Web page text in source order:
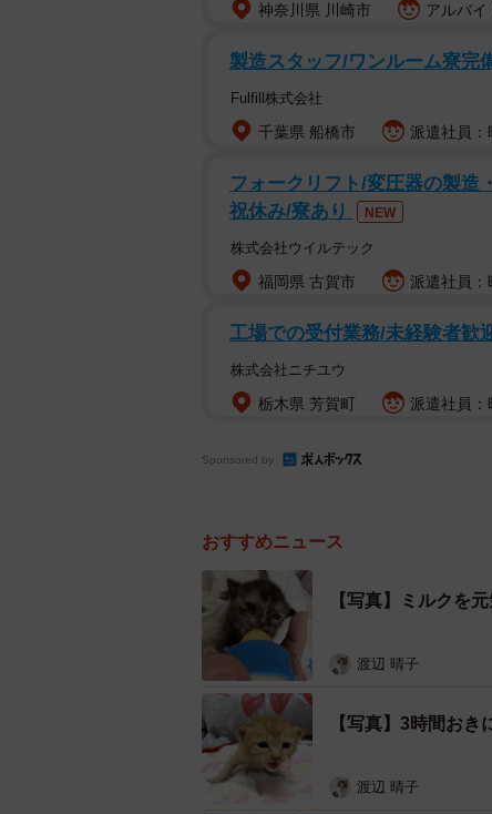
6匹保護されたが、そのうち1匹は死
神奈川県 川崎市 アルバ
製造スタッフ/ワンルーム寮完
Fulfill株式会社
千葉県 船橋市 派遣社員：
フォークリフト/変圧器の製造
祝休み/寮あり
NEW
株式会社ウイルテック
福岡県 古賀市 派遣社員：
工場での受付業務/未経験者歓
株式会社ニチユウ
栃木県 芳賀町 派遣社員：
Sponsored by
おすすめニュース
【写真】ミルクを
渡辺 晴子
【写真】3時間お
渡辺 晴子